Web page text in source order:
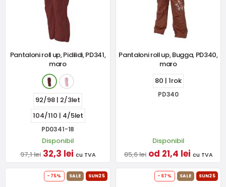
Pantaloni roll up, Pidilidi, PD341,
maro
92/98 | 2/3let
104/110 | 4/5let
PD0341-18
Disponibil
97,1 lei 32,3 lei cu TVA
Pantaloni roll up, Bugga, PD340,
maro
80 | 1rok
PD340
Disponibil
85,6 lei od 21,4 lei cu TVA
-75% SALE SUN25 -67% SALE SUN25